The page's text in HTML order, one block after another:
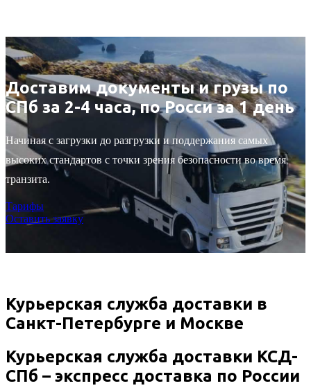
Доставим документы и грузы по
СПб за 2-4 часа, по Росси за 1 день
Начиная с загрузки до разгрузки и поддержания самых
высоких стандартов с точки зрения безопасности во время
транзита.
Тарифы
Оставить заявку
Курьерская служба доставки в
Санкт-Петербурге и Москве
Курьерская служба доставки КСД-
СПб – экспресс доставка по России